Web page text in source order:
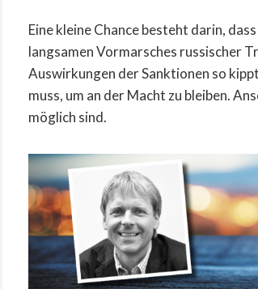
Eine kleine Chance besteht darin,
langsamen Vormarsches russischer
Auswirkungen der Sanktionen so
muss, um an der Macht zu bleiben.
möglich sind.